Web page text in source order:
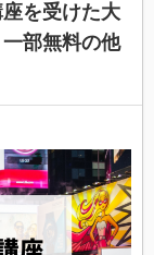
座を受けた大
部無料の他